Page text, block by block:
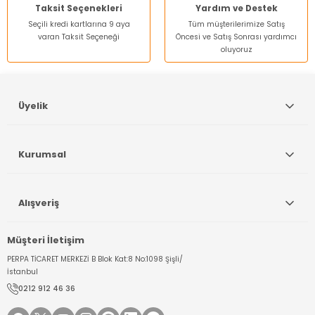
12.247,00 TL
Sepete Ekle
Testo 510 Manometre Fark Basınç Ölçer
Testo 770-1 Dijital Pensampermetre
11.766,00 TL
Taksit Seçenekleri
Seçili kredi kartlarına 9 aya
varan Taksit Seçeneği
Yardım ve Destek
Tüm müşterilerimize Satış
Öncesi ve Satış Sonrası yardımcı
oluyoruz
Müşteri İletişim
PERPA TİCARET MERKEZİ B Blok Kat:8 No:1098 Şişli/
İstanbul
0212 912 46 36
Üyelik
Kurumsal
Alışveriş